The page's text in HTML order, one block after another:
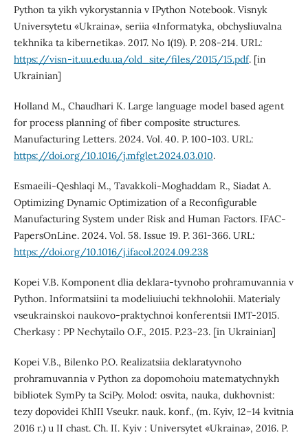
Python ta yikh vykorystannia v IPython Notebook. Visnyk
Universytetu «Ukraina», seriia «Informatyka, obchysliuvalna
tekhnika ta kibernetika». 2017. No 1(19). P. 208-214. URL:
https://visn-it.uu.edu.ua/old_site/files/2015/15.pdf. [in
Ukrainian]
Holland M., Chaudhari K. Large language model based agent
for process planning of fiber composite structures.
Manufacturing Letters. 2024. Vol. 40. P. 100-103. URL:
https://doi.org/10.1016/j.mfglet.2024.03.010.
Esmaeili-Qeshlaqi M., Tavakkoli-Moghaddam R., Siadat A.
Optimizing Dynamic Optimization of a Reconfigurable
Manufacturing System under Risk and Human Factors. IFAC-
PapersOnLine. 2024. Vol. 58. Issue 19. P. 361-366. URL:
https://doi.org/10.1016/j.ifacol.2024.09.238
Kopei V.B. Komponent dlia deklara-tyvnoho prohramuvannia v
Python. Informatsiini ta modeliuiuchi tekhnolohii. Materialy
vseukrainskoi naukovo-praktychnoi konferentsii IMT-2015.
Cherkasy : PP Nechytailo O.F., 2015. P.23-23. [in Ukrainian]
Kopei V.B., Bilenko P.O. Realizatsiia deklaratyvnoho
prohramuvannia v Python za dopomohoiu matematychnykh
bibliotek SymPy ta SciPy. Molod: osvita, nauka, dukhovnist:
tezy dopovidei KhIII Vseukr. nauk. konf., (m. Kyiv, 12–14 kvitnia
2016 r.) u II chast. Ch. II. Kyiv : Universytet «Ukraina», 2016. P.